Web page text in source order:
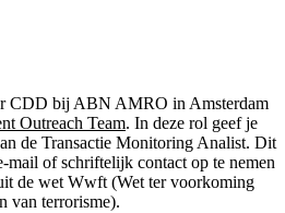
CDD bij ABN AMRO in Amsterdam
Outreach Team. In deze rol geef je
de Transactie Monitoring Analist. Dit
mail of schriftelijk contact op te nemen
de wet Wwft (Wet ter voorkoming
van terrorisme).